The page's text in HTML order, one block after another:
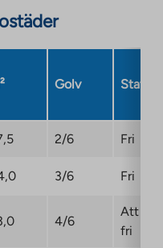
Golv Status
2/6 Fri
3/6 Fri
4/6
Att bli
fri